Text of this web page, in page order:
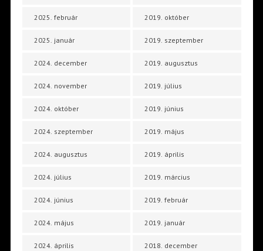
2025. február
2025. január
2024. december
2024. november
2024. október
2024. szeptember
2024. augusztus
2024. július
2024. június
2024. május
2024. április
2019. október
2019. szeptember
2019. augusztus
2019. július
2019. június
2019. május
2019. április
2019. március
2019. február
2019. január
2018. december